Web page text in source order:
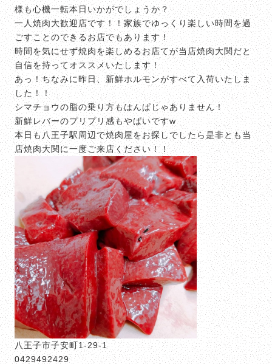
様も心機一転本日いかがでしょうか？
一人焼肉大歓迎店です！！家族でゆっくり楽しい時間を過
ごすことのできるお店でもあります！
時間を気にせず焼肉を楽しめるお店てが当店焼肉大関だと
自信を持ってオススメいたします！
あっ！ちなみに昨日、新鮮ホルモンがすべて入荷いたしま
した！！
シマチョウの脂の乗り方もはんぱじゃありません！
新鮮レバーのプリプリ感もやばいですw
本日も八王子駅周辺で焼肉屋をお探しでしたら是非とも当
店焼肉大関に一度ご来店ください！！
八王子市子安町1-29-1
0429492429